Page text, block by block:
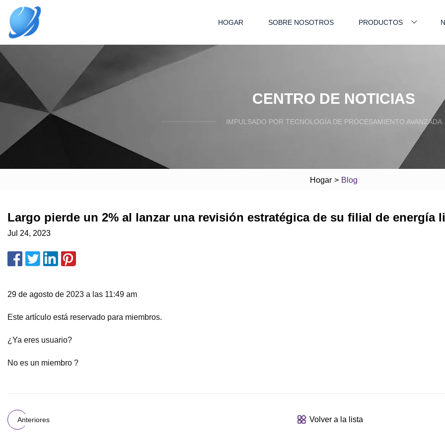
HOGAR SOBRE NOSOTROS PRODUCTOS
CENTRO DE NOTICIAS
IMPULSADO POR TECNOLOGÍA DE PROCESAMIENTO AVANZADA
Hogar > Blog
Largo pierde un 2% al lanzar una revisión estratégica de su filial de energía
Jul 24, 2023
29 de agosto de 2023 a las 11:49 am
Este artículo está reservado para miembros.
¿Ya eres usuario?
No es un miembro ?
Anteriores Volver a la lista